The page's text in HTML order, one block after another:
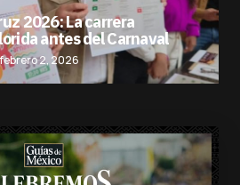
2026: La carrera
antes del Carnaval
febrero 2, 2026